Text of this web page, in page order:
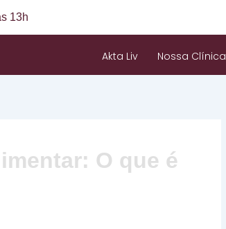
13h
Akta Liv Nossa Clínica
O que é